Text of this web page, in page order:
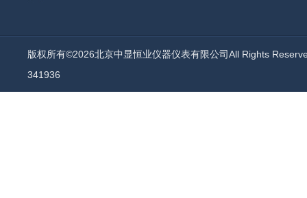
版权所有©2026北京中显恒业仪器仪表有限公司All Rights
341936